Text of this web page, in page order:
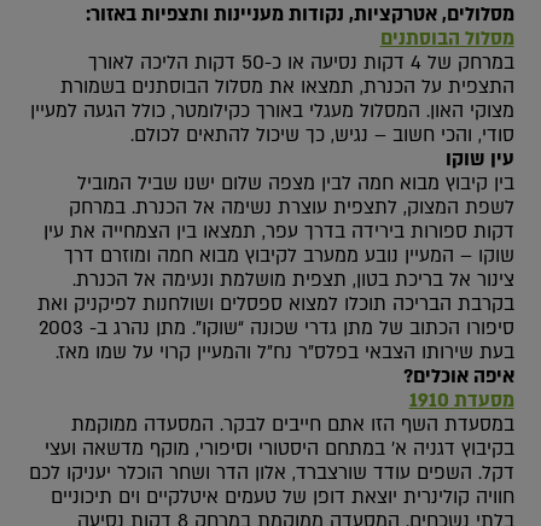
מסלולים, אטרקציות, נקודות מעניינות ותצפיות באזור:
מסלול הבוסתנים
במרחק של 4 דקות נסיעה או כ-50 דקות הליכה לאורך
התצפית על הכנרת, תמצאו את מסלול הבוסתנים בשמורת
מצוקי האון. המסלול מעגלי באורך כקילומטר, כולל הגעה למעיין
סודי, והכי חשוב – נגיש, כך שיכול להתאים לכולם.
עין שוקו
בין קיבוץ מבוא חמה לבין מצפה שלום ישנו שביל המוביל
לשפת המצוק, לתצפית עוצרת נשימה אל הכנרת. במרחק
דקות ספורות בירידה בדרך עפר, תמצאו בין הצמחייה את עין
שוקו – המעיין נובע ממערב לקיבוץ מבוא חמה ומוזרם דרך
צינור אל בריכת בטון, תצפית מושלמת ונעימה אל הכנרת.
בקרבת הבריכה תוכלו למצוא ספסלים ושולחנות לפיקניק ואת
סיפורו הכתוב של מתן גדרי שכונה “שוקו”. מתן נהרג ב- 2003
בעת שירותו הצבאי בפלס”ר נח”ל והמעיין קרוי על שמו מאז.
איפה אוכלים?
מסעדת 1910
במסעדת השף הזו אתם חייבים לבקר. המסעדה ממוקמת
בקיבוץ דגניה א’ במתחם היסטורי וסיפורי, מוקף מדשאה ועצי
דקל. השפים עודד שורצברד, אלון הדר ושחר הוכלר יעניקו לכם
חוויה קולינרית יוצאת דופן של טעמים איטלקיים וים תיכוניים